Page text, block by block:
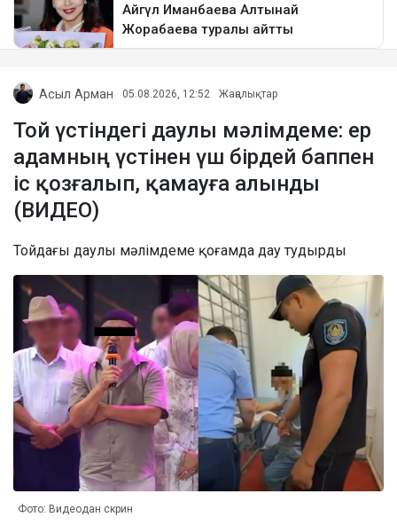
Асыл Арман 05.08.2026, 12:52 Жаңалықтар
Той үстіндегі даулы мәлімдеме: ер
адамның үстінен үш бірдей баппен
іс қозғалып, қамауға алынды
(ВИДЕО)
Тойдағы даулы мәлімдеме қоғамда дау тудырды
Фото: Видеодан скрин